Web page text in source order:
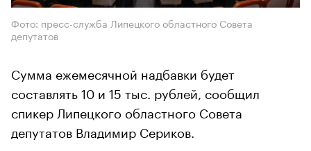
Фото: пресс-служба Липецкого областного Совета
депутатов
Сумма ежемесячной надбавки будет
составлять 10 и 15 тыс. рублей, сообщил
спикер Липецкого областного Совета
депутатов Владимир Сериков.